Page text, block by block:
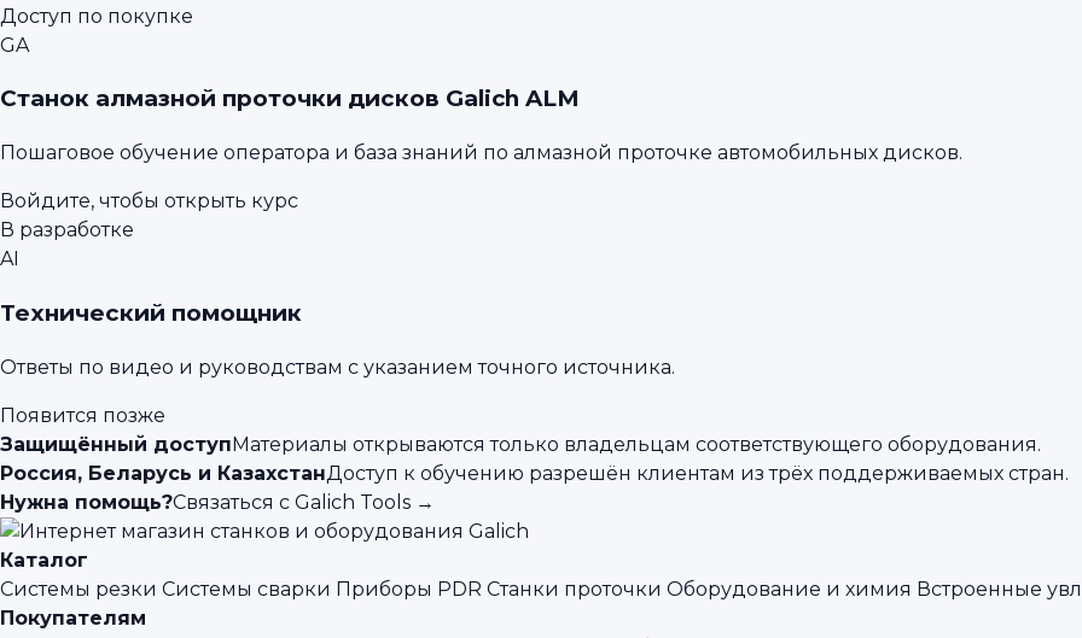
Доступ по покупке
GA
Станок алмазной проточки дисков Galich ALM
Пошаговое обучение оператора и база знаний по алмазной проточке автомобильных дисков.
Войдите, чтобы открыть курс
В разработке
AI
Технический помощник
Ответы по видео и руководствам с указанием точного источника.
Появится позже
Защищённый доступМатериалы открываются только владельцам соответствующего оборудования.
Россия, Беларусь и КазахстанДоступ к обучению разрешён клиентам из трёх поддерживаемых стран.
Нужна помощь?Связаться с Galich Tools →
Каталог
Системы резки Системы сварки Приборы PDR Станки проточки Оборудование и химия Встроенные
Покупателям